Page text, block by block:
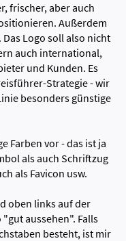
frischer, aber auch
Außerdem
Logo soll also nicht
auch international,
und Kunden. Es
Strategie - wir
besonders günstige
Farben vor - das ist ja
als auch Schriftzug
als Favicon usw.
oben links auf der
aussehen". Falls
besteht, ist mir